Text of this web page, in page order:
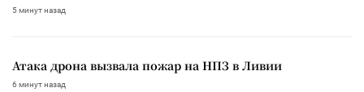
5 минут назад
Атака дрона вызвала пожар на НПЗ в Ливии
6 минут назад